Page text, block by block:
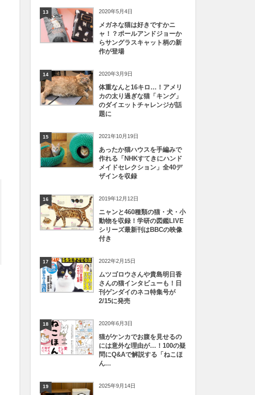
13 2020年5月4日
メガネな猫は好きですかニ
ャ！？ポールアンドジョーか
らサングラスキャット柄の新
作が登場
14 2020年3月9日
体重なんと16キロ…！アメリ
カの太り過ぎな猫「キング」
のダイエットチャレンジが話
題に
15 2021年10月19日
あったか猫ハウスを手編みで
作れる「NHKすてきにハンド
メイドセレクション」全40デ
ザインを収録
16 2019年12月12日
ニャンと460種類の猫・犬・小
動物を収録！学研の図鑑LIVE
シリーズ最新刊はBBCの映像
付き
17 2022年2月15日
ムツゴロウさんや貴島明日香
さんの猫インタビューも！日
刊ゲンダイのネコ特集号が
2/15に発売
18 2020年6月3日
猫がケンカでお腹を見せるの
には意外な理由が…！100の疑
問にQ&Aで解説する「ねこほ
ん...
19 2025年9月14日